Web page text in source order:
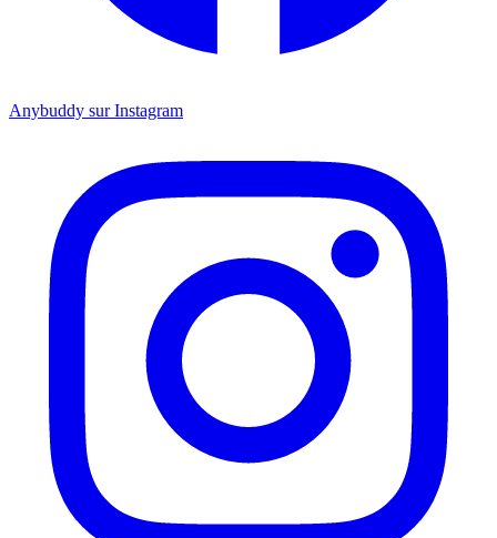
Anybuddy sur Instagram